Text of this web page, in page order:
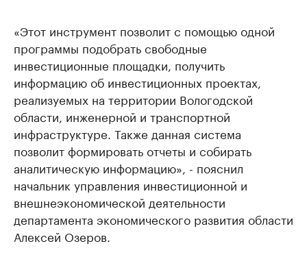
«Этот инструмент позволит с помощью одной
программы подобрать свободные
инвестиционные площадки, получить
информацию об инвестиционных проектах,
реализуемых на территории Вологодской
области, инженерной и транспортной
инфраструктуре. Также данная система
позволит формировать отчеты и собирать
аналитическую информацию», - пояснил
начальник управления инвестиционной и
внешнеэкономической деятельности
департамента экономического развития области
Алексей Озеров.